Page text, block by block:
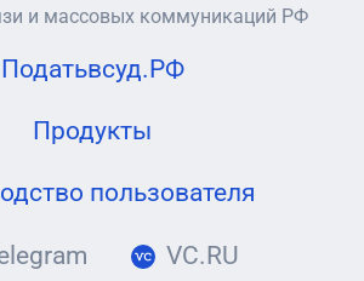
и массовых коммуникаций РФ
Податьвсуд.РФ
Продукты
пользователя
VC.RU